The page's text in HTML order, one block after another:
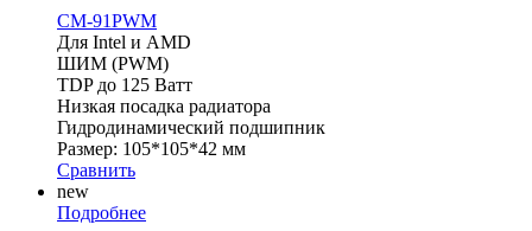
CM-91PWM
Для Intel и AMD
ШИМ (PWM)
TDP до 125 Ватт
Низкая посадка радиатора
Гидродинамический подшипник
Размер: 105*105*42 мм
Сравнить
new
Подробнее